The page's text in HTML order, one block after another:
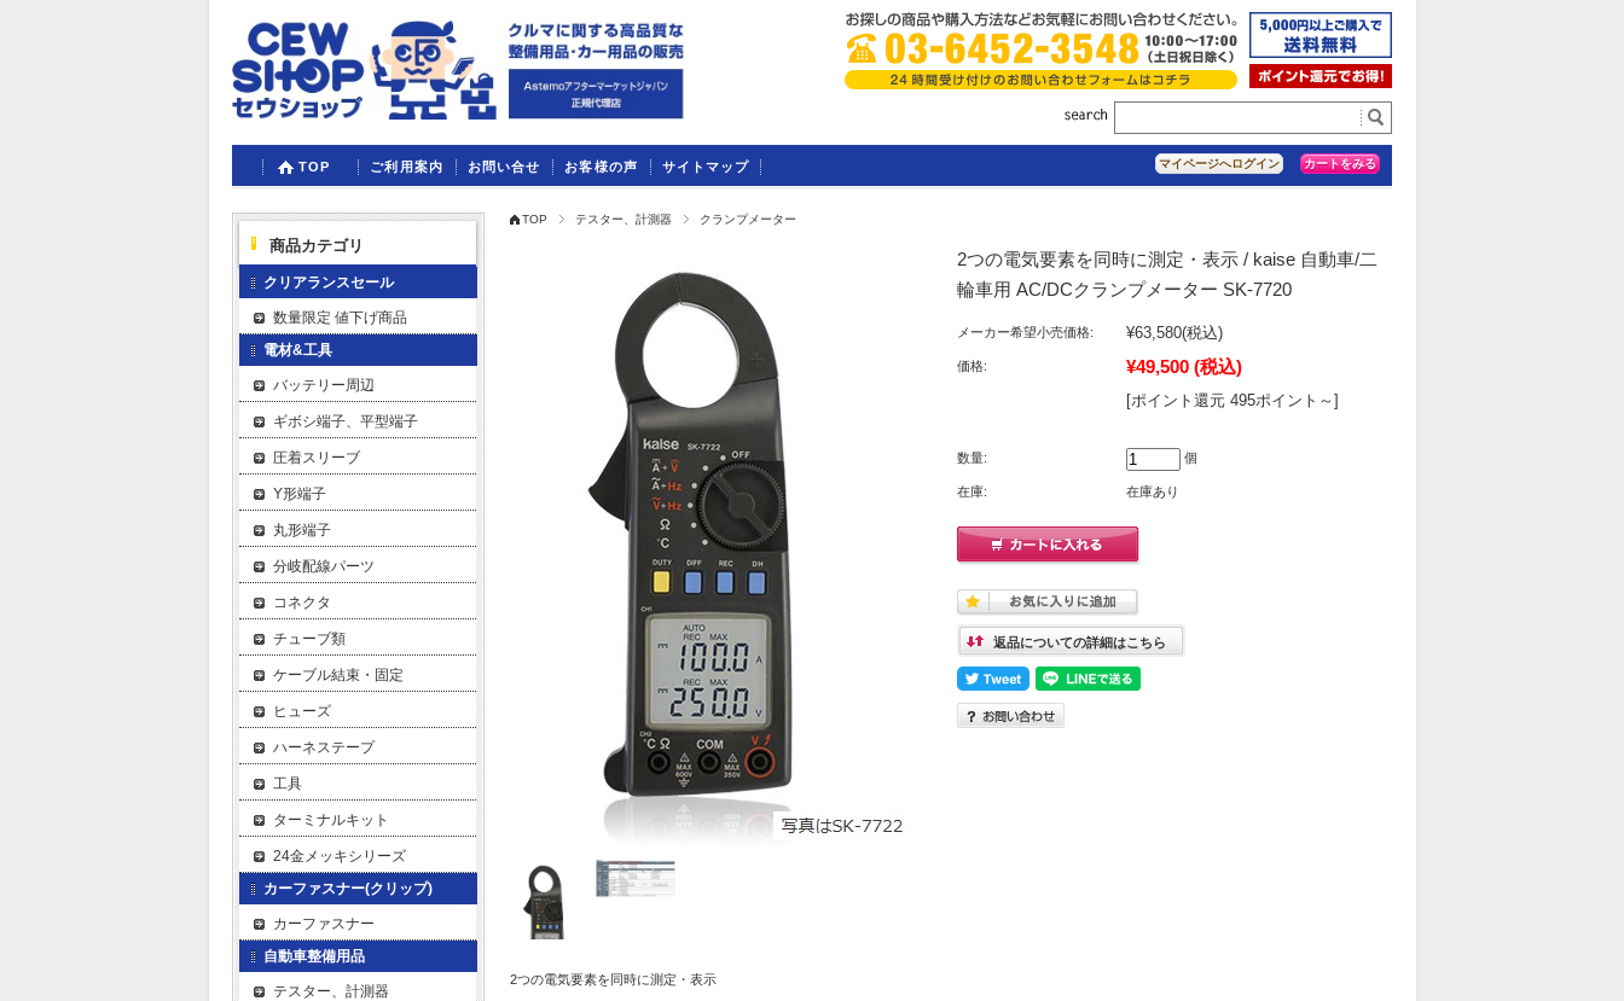
マイページへログイン カートをみる
TOP ご利用案内 お問い合せ お客様の声 サイトマップ
TOP テスター、計測器 クランプメーター
2つの電気要素を同時に測定・表示 / kaise 自動車/二
輪車用 AC/DCクランプメーター SK-7720
メーカー希望小売価格: ¥63,580(税込)
価格: ¥49,500 (税込)
[ポイント還元 495ポイント～]
数量: 個
在庫: 在庫あり
返品についての詳細はこちら
2つの電気要素を同時に測定・表示
商品カテゴリ
クリアランスセール
数量限定 値下げ商品
電材&工具
バッテリー周辺
ギボシ端子、平型端子
圧着スリーブ
Y形端子
丸形端子
分岐配線パーツ
コネクタ
チューブ類
ケーブル結束・固定
ヒューズ
ハーネステープ
工具
ターミナルキット
24金メッキシリーズ
カーファスナー(クリップ)
カーファスナー
自動車整備用品
テスター、計測器